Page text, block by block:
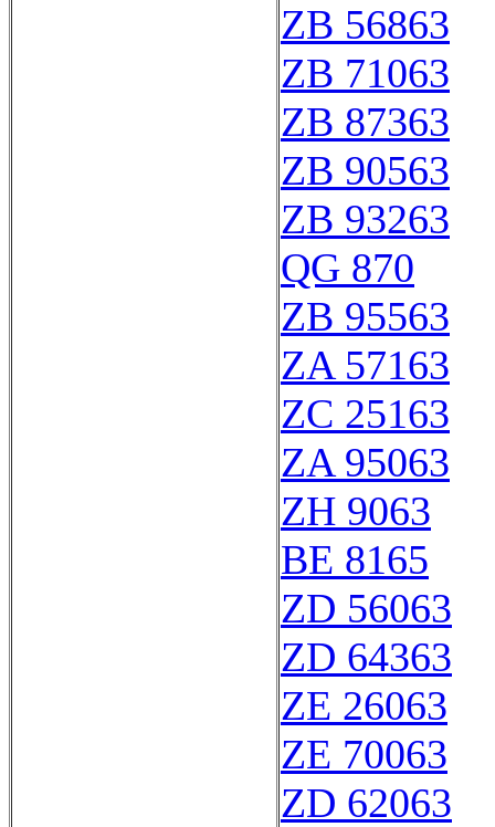
ZB 56863
ZB 71063
ZB 87363
ZB 90563
ZB 93263
QG 870
ZB 95563
ZA 57163
ZC 25163
ZA 95063
ZH 9063
BE 8165
ZD 56063
ZD 64363
ZE 26063
ZE 70063
ZD 62063